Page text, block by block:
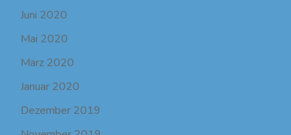
Juni 2020
Mai 2020
März 2020
Januar 2020
Dezember 2019